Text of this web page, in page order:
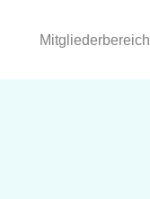
Mitgliederbereich